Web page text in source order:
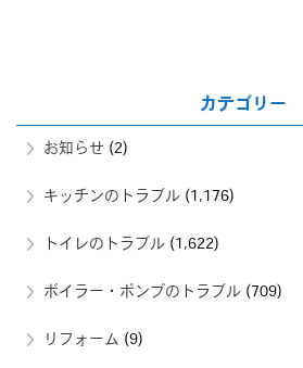
カテゴリー
お知らせ (2)
キッチンのトラブル (1,176)
トイレのトラブル (1,622)
ボイラー・ポンプのトラブル (709)
リフォーム (9)